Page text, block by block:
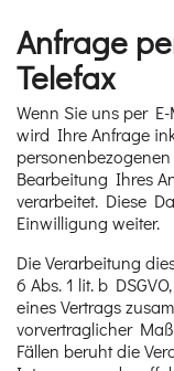
Anfrage
Telefax
Wenn Sie uns per
wird Ihre Anfrage
Bearbeitung Ihres
verarbeitet. Diese
Einwilligung weiter.
Die Verarbeitung
6 Abs. 1 lit. b
eines Vertrags
vorvertraglicher
Fällen beruht die